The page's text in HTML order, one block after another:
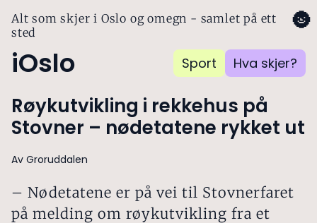
Alt som skjer i Oslo og omegn - samlet på ett
sted
iOslo Sport Hva skjer?
🌚
Røykutvikling i rekkehus på
Stovner – nødetatene rykket ut
Av Groruddalen
– Nødetatene er på vei til Stovnerfaret
på melding om røykutvikling fra et